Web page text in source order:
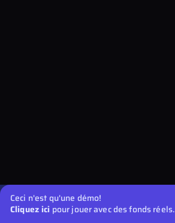
Ceci n'est qu'une démo!
Cliquez ici pour jouer avec des fonds réels.